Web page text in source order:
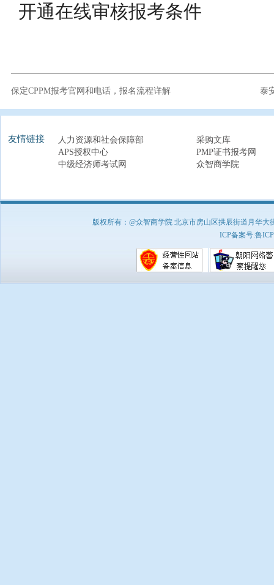
开通在线审核报考条件
保定CPPM报考官网和电话，报名流程详解 泰
友情链接 人力资源和社会保障部
采购文库
APS授权中心
PMP证书报考网
中级经济师考试网
众智商学院
版权所有：@众智商学院 北京市房山区拱辰街道月华
ICP备案号:鲁